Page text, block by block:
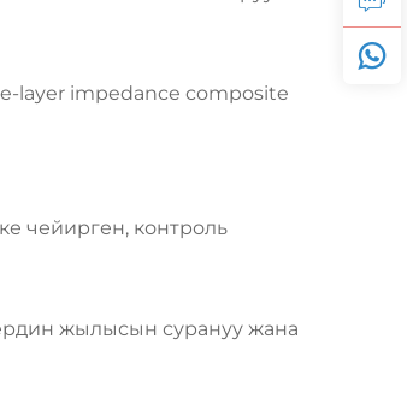
layer impedance composite
чейирген, контроль
жылысын сурануу жана